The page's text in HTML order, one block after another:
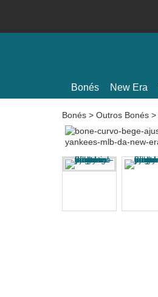
Bonés New Era
Bonés > Outros Bonés >